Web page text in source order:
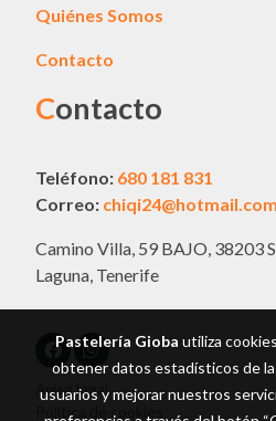
Quiénes Somos
Contacto
Contacto
Teléfono: 680 181 831
Correo: chiqi24@hotmail.com
Camino Villa, 59 BAJO, 38203
Laguna, Tenerife
Aviso legal
Política de cookies
Pastelería Gioba utiliza
obtener datos estadísticos de
usuarios y mejorar nuestros